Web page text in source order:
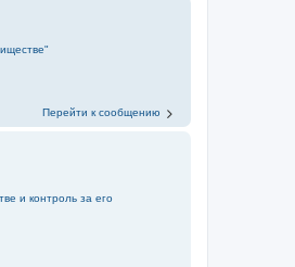
Перейти к сообщению
и контроль за его